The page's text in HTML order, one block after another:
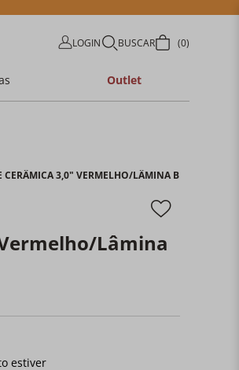
LOGIN BUSCAR 0
Outlet
CERÂMICA 3,0" VERMELHO/LÂMINA BRANCA
Lâmina